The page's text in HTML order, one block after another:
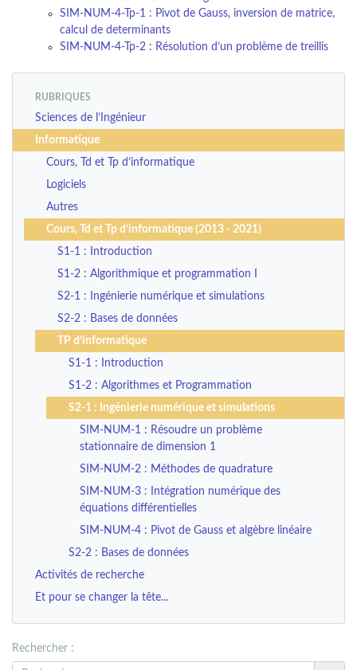
SIM-NUM-4-Tp-1 : Pivot de Gauss, inversion de matrice,
calcul de determinants
SIM-NUM-4-Tp-2 : Résolution d’un problème de treillis
RUBRIQUES
Sciences de l’Ingénieur
Informatique
Cours, Td et Tp d’informatique
Logiciels
Autres
Cours, Td et Tp d’informatique (2013 - 2021)
S1-1 : Introduction
S1-2 : Algorithmique et programmation I
S2-1 : Ingénierie numérique et simulations
S2-2 : Bases de données
TP d’informatique
S1-1 : Introduction
S1-2 : Algorithmes et Programmation
S2-1 : Ingénierie numérique et simulations
SIM-NUM-1 : Résoudre un problème
stationnaire de dimension 1
SIM-NUM-2 : Méthodes de quadrature
SIM-NUM-3 : Intégration numérique des
équations différentielles
SIM-NUM-4 : Pivot de Gauss et algèbre linéaire
S2-2 : Bases de données
Activités de recherche
Et pour se changer la tête...
Rechercher :